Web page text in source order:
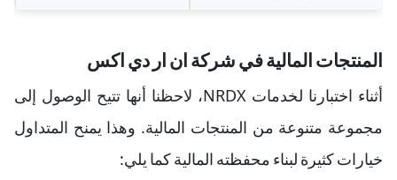
المنتجات المالية في شركة ان ار دي اكس
أثناء اختبارنا لخدمات NRDX، لاحظنا أنها تتيح الوصول إلى
مجموعة متنوعة من المنتجات المالية. وهذا يمنح المتداول
خيارات كثيرة لبناء محفظته المالية كما يلي: